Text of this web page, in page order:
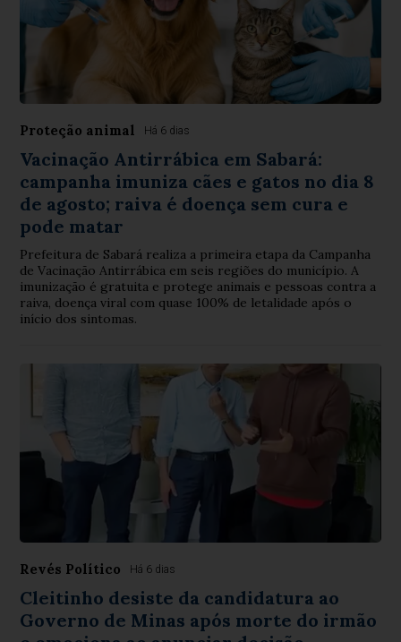
Proteção animal Há 6 dias
Vacinação Antirrábica em Sabará:
campanha imuniza cães e gatos no dia 8
de agosto; raiva é doença sem cura e
pode matar
Prefeitura de Sabará realiza a primeira etapa da Campanha
de Vacinação Antirrábica em seis regiões do município. A
imunização é gratuita e protege animais e pessoas contra a
raiva, doença viral com quase 100% de letalidade após o
início dos sintomas.
Revés Político Há 6 dias
Cleitinho desiste da candidatura ao
Governo de Minas após morte do irmão